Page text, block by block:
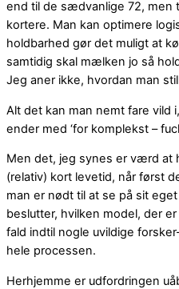
end til de sædvanlige 72,
kortere. Man kan optimere
holdbarhed gør det muligt at
samtidig skal mælken jo så
Jeg aner ikke, hvordan man
Alt det kan man nemt fare vild
ender med ‘for komplekst –
Men det, jeg synes er værd at
(relativ) kort levetid, når først
man er nødt til at se på sit
beslutter, hvilken model, der
fald indtil nogle uvildige
hele processen.
Herhjemme er udfordringen